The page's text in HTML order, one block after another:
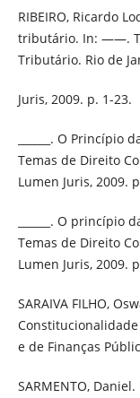
RIBEIRO, Ricardo
tributário. In: ——.
Tributário. Rio de
Juris, 2009. p. 1-23.
______. O
Temas de Direito
Lumen Juris, 2009.
______. O
Temas de Direito
Lumen Juris, 2009.
SARAIVA FILHO,
e de Finanças
SARMENTO,